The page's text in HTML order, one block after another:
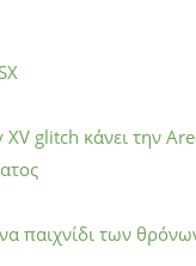
glitch κάνει την
παιχνίδι των